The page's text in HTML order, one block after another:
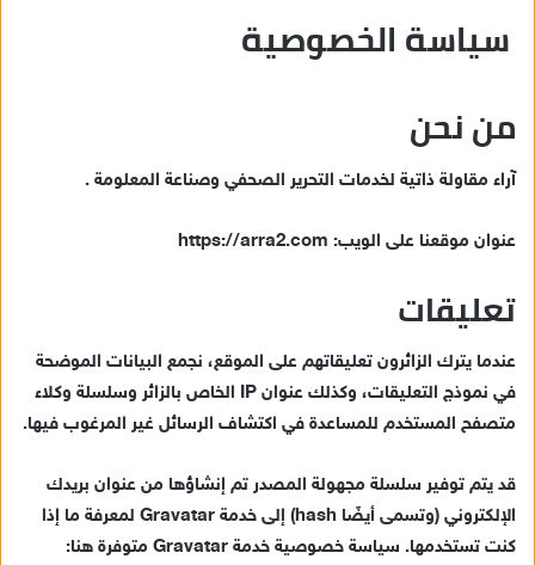
سياسة الخصوصية
من نحن
آراء مقاولة ذاتية لخدمات التحرير الصحفي وصناعة المعلومة .
عنوان موقعنا على الويب: https://arra2.com
تعليقات
عندما يترك الزائرون تعليقاتهم على الموقع، نجمع البيانات الموضحة
في نموذج التعليقات، وكذلك عنوان IP الخاص بالزائر وسلسلة وكلاء
متصفح المستخدم للمساعدة في اكتشاف الرسائل غير المرغوب فيها.
قد يتم توفير سلسلة مجهولة المصدر تم إنشاؤها من عنوان بريدك
الإلكتروني (وتسمى أيضًا hash) إلى خدمة Gravatar لمعرفة ما إذا
كنت تستخدمها. سياسة خصوصية خدمة Gravatar متوفرة هنا: